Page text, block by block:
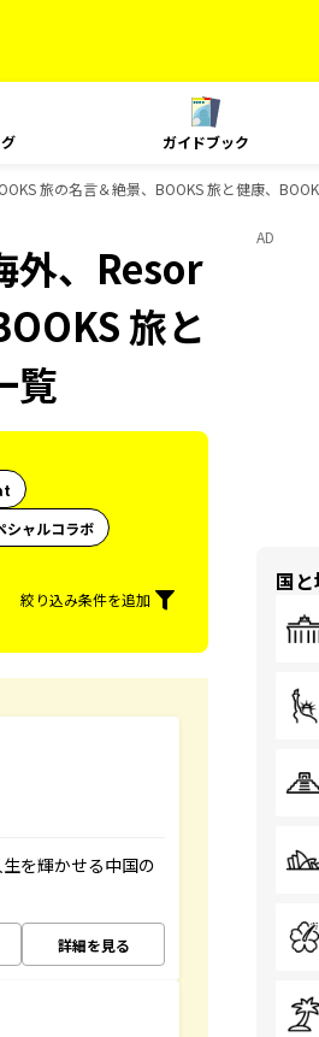
ガイドブック
旅の名言＆絶景、BOOKS 旅と健康、
外、Resor
旅と
覧
シャルコラボ
絞り込み条件を追加
を輝かせる中国の
詳細を見る
AD
国